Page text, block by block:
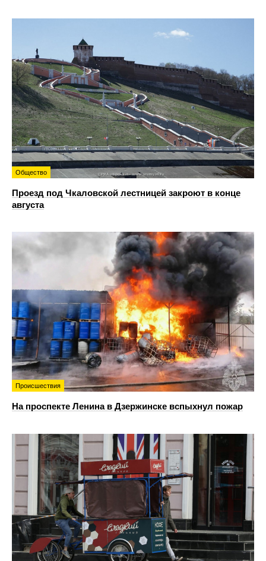
Общество
Проезд под Чкаловской лестницей закроют в конце
августа
Происшествия
На проспекте Ленина в Дзержинске вспыхнул пожар